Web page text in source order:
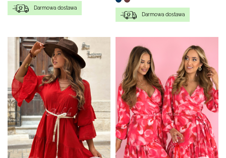
Darmowa dostawa
Darmowa dostawa